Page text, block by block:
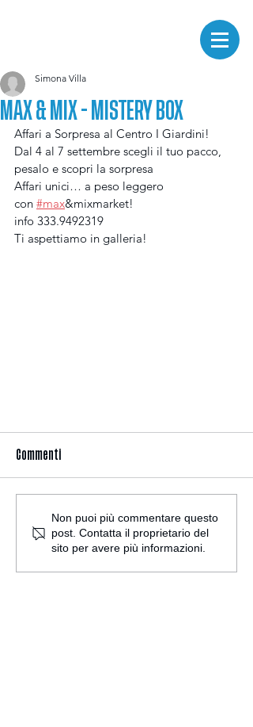
MAX & MIX - MISTERY BOX
Simona Villa
Affari a Sorpresa al Centro I Giardini!
Dal 4 al 7 settembre scegli il tuo pacco,
pesalo e scopri la sorpresa
Affari unici… a peso leggero
con #max&mixmarket!
info 333.9492319
Ti aspettiamo in galleria!
Commenti
Non puoi più commentare questo
post. Contatta il proprietario del
sito per avere più informazioni.